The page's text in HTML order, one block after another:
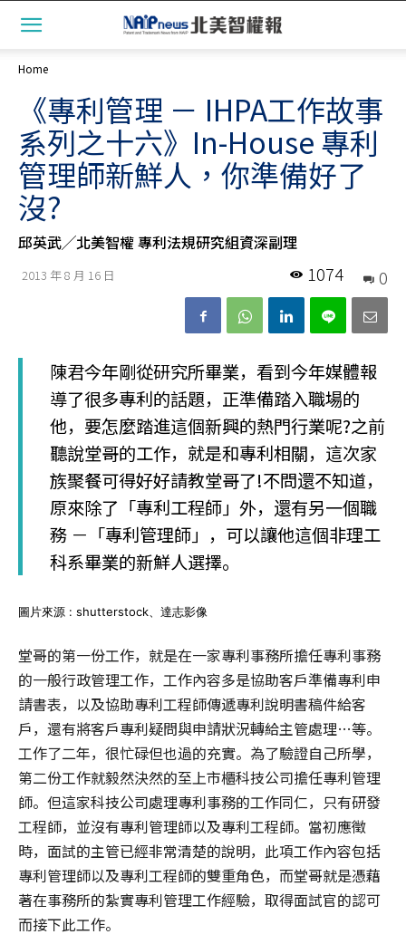
Home
《專利管理 － IHPA工作故事
系列之十六》In-House 專利
管理師新鮮人，你準備好了
沒?
邱英武╱北美智權 專利法規研究組資深副理
2013 年 8 月 16 日 0
1074
陳君今年剛從研究所畢業，看到今年媒體報
導了很多專利的話題，正準備踏入職場的
他，要怎麼踏進這個新興的熱門行業呢?之前
聽說堂哥的工作，就是和專利相關，這次家
族聚餐可得好好請教堂哥了!不問還不知道，
原來除了「專利工程師」外，還有另一個職
務 －「專利管理師」，可以讓他這個非理工
科系畢業的新鮮人選擇。
圖片來源 : shutterstock、達志影像
堂哥的第一份工作，就是在一家專利事務所擔任專利事務
的一般行政管理工作，工作內容多是協助客戶準備專利申
請書表，以及協助專利工程師傳遞專利說明書稿件給客
戶，還有將客戶專利疑問與申請狀況轉給主管處理…等。
工作了二年，很忙碌但也過的充實。為了驗證自己所學，
第二份工作就毅然決然的至上市櫃科技公司擔任專利管理
師。但這家科技公司處理專利事務的工作同仁，只有研發
工程師，並沒有專利管理師以及專利工程師。當初應徵
時，面試的主管已經非常清楚的說明，此項工作內容包括
專利管理師以及專利工程師的雙重角色，而堂哥就是憑藉
著在事務所的紮實專利管理工作經驗，取得面試官的認可
而接下此工作。